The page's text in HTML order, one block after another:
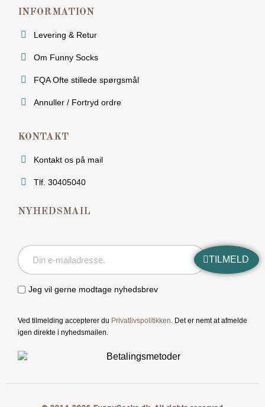
INFORMATION
Levering & Retur
Om Funny Socks
FQA Ofte stillede spørgsmål
Annuller / Fortryd ordre
KONTAKT
Kontakt os på mail
Tlf. 30405040
NYHEDSMAIL
TILMELD
Jeg vil gerne modtage nyhedsbrev
Ved tilmelding accepterer du Privatlivspolitikken. Det er nemt at afmelde
igen direkte i nyhedsmailen.